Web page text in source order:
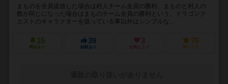
まものを全員追放した場合は村人チーム全員の勝利、まものと村人の
数が同じになった場合はまものチーム全員の勝利という、ドラゴンク
エストのキャラクターを扱っている事以外はシンプルな...
15
興味あり
39
経験あり
3
お気に入り
75
持ってる